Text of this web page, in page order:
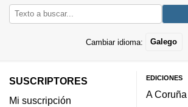
Cambiar idioma: Galego
SUSCRIPTORES
Mi suscripción
EDICIONES
A Coruña